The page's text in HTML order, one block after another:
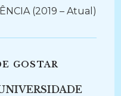
(2019 – Atual)
GOSTAR